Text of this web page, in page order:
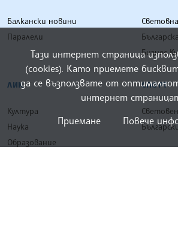
Балкански новини
Паралели
Бизнес
ЛИК
Култура
Наука
Образование
СПОРТ
Тази интернет страница
(cookies). Като приемете
да се възползвате от
интернет
Приемане
Повече